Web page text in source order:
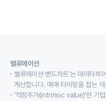
밸류에이션
밸류에이션 밴드차트'는 데이터히
계산합니다. 매매 타이밍을 잡는
‘적정주가(intrinsic value)’란 기